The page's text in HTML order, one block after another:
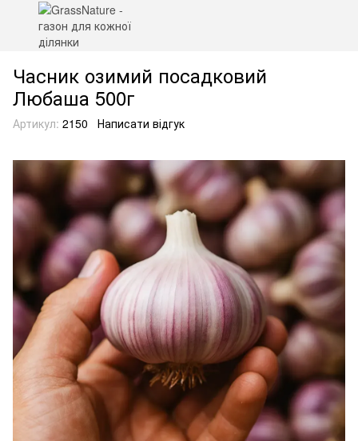
Часник озимий посадковий
Любаша 500г
Артикул: 2150 Написати відгук